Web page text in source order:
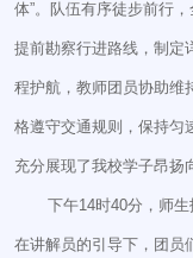
体”。队伍有序徒步前行
提前勘察行进路线，制定
程护航，教师团员协助维
格遵守交通规则，保持匀
充分展现了我校学子昂扬
下午14时40分，师生
在讲解员的引导下，团员